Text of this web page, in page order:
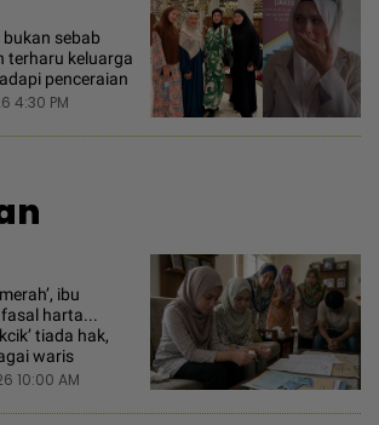
bukan sebab
terharu keluarga
penceraian
4:30 PM
ibu
harta...
tiada hak,
waris
10:00 AM